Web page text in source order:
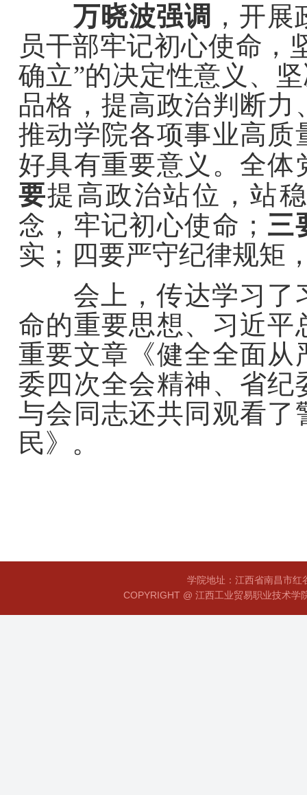
万晓波强调 ，开
员干部牢记初心使命，
确立”的决定性意义、
品格，提高政治判断
推动学院各项事业高
好具有重要意义。全
要提高政治站位，站
念，牢记初心使命； 三
实；四要严守纪律规矩
会上，传达学习了
命的重要思想、习近
重要文章《健全全面
委四次全会精神、省
与会同志还共同观看
民》。
学院地址：江西省南昌市
COPYRIGHT @ 江西工业贸易职业技术